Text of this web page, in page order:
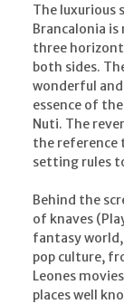
The luxurious
Brancalonia
three
both sides.
wonderful
essence of
Nuti. The
the reference
setting rules
Behind the
of knaves
fantasy
pop culture,
Leones
places well